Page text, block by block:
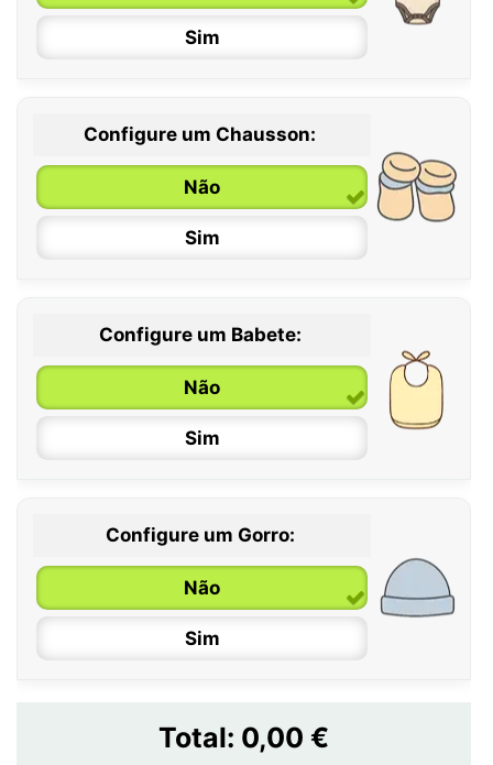
Sim
0 / 6 meses
6 / 12 meses
12 / 18 meses
Configure um Chausson:
Não
Sim
Configure um Babete:
Não
Sim
Configure um Gorro:
Não
Sim
Total: 0,00 €